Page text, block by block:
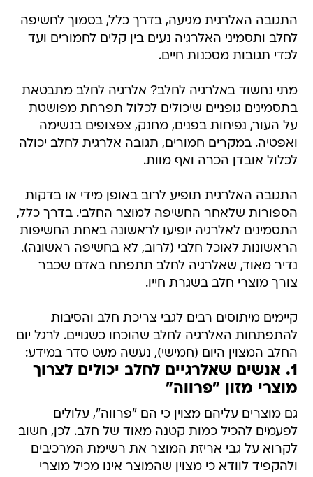
התגובה האלרגית מגיעה, בדרך כלל, בסמוך לחשיפה
לחלב ותסמיני האלרגיה נעים בין קלים לחמורים ועד
לכדי תגובות מסכנות חיים.
מתי נחשוד באלרגיה לחלב? אלרגיה לחלב מתבטאת
בתסמינים גופניים שיכולים לכלול תפרחת מפושטת
על העור, נפיחות בפנים, מחנק, צפצופים בנשימה
ואפטיה. במקרים חמורים, תגובה אלרגית לחלב יכולה
לכלול אובדן הכרה ואף מוות.
התגובה האלרגית תופיע לרוב באופן מידי או בדקות
הספורות שלאחר החשיפה למוצר החלבי. בדרך כלל,
התסמינים לאלרגיה יופיעו לראשונה באחת החשיפות
הראשונות לאוכל חלבי (לרוב, לא בחשיפה ראשונה).
נדיר מאוד, שאלרגיה לחלב תתפתח באדם שכבר
צורך מוצרי חלב בשגרת חייו.
קיימים מיתוסים רבים לגבי צריכת חלב והסיבות
להתפתחות האלרגיה לחלב שהוכחו כשגויים. לרגל יום
החלב המצוין היום (חמישי), נעשה מעט סדר במידע:
1. אנשים שאלרגיים לחלב יכולים לצרוך
מוצרי מזון "פרווה"
גם מוצרים עליהם מצוין כי הם "פרווה", עלולים
לפעמים להכיל כמות קטנה מאוד של חלב. לכן, חשוב
לקרוא על גבי אריזת המוצר את רשימת המרכיבים
ולהקפיד לוודא כי מצוין שהמוצר אינו מכיל מוצרי